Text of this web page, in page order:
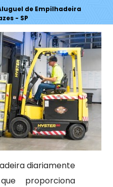
de Empilhadeira
- SP
diariamente
proporciona